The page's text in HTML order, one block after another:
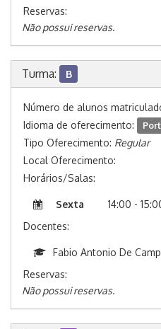
Reservas:
Não possui reservas.
Turma: B
Número de alunos
Idioma de oferecimento:
Tipo Oferecimento: Regular
Local Oferecimento:
Horários/Salas:
Sexta
14:00 -
Docentes:
Fabio Antonio De
Reservas:
Não possui reservas.